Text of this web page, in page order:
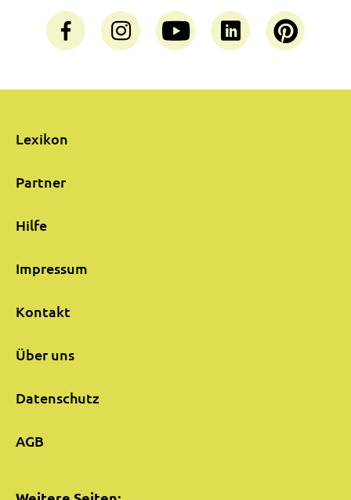
Lexikon
Partner
Hilfe
Impressum
Kontakt
Über uns
Datenschutz
AGB